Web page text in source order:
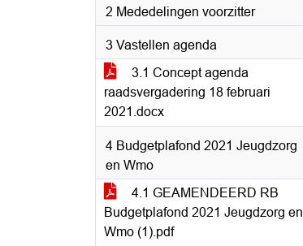
2 Mededelingen voorzitter
3 Vastellen agenda
3.1 Concept agenda
raadsvergadering 18 februari
2021.docx
4 Budgetplafond 2021 Jeugdzorg
en Wmo
4.1 GEAMENDEERD RB
Budgetplafond 2021 Jeugdzorg en
Wmo (1).pdf